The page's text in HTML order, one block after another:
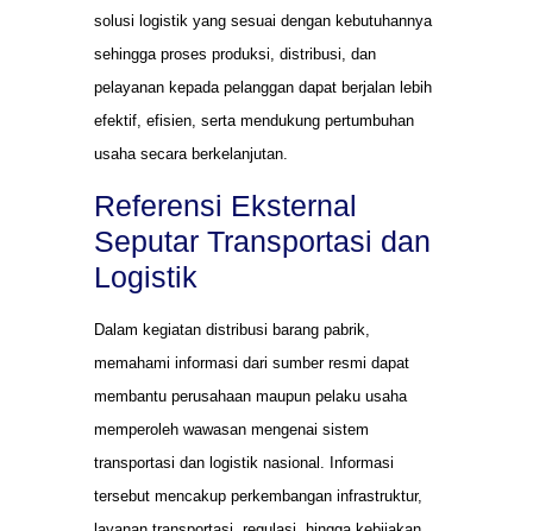
solusi logistik yang sesuai dengan kebutuhannya
sehingga proses produksi, distribusi, dan
pelayanan kepada pelanggan dapat berjalan lebih
efektif, efisien, serta mendukung pertumbuhan
usaha secara berkelanjutan.
Referensi Eksternal
Seputar Transportasi dan
Logistik
Dalam kegiatan distribusi barang pabrik,
memahami informasi dari sumber resmi dapat
membantu perusahaan maupun pelaku usaha
memperoleh wawasan mengenai sistem
transportasi dan logistik nasional. Informasi
tersebut mencakup perkembangan infrastruktur,